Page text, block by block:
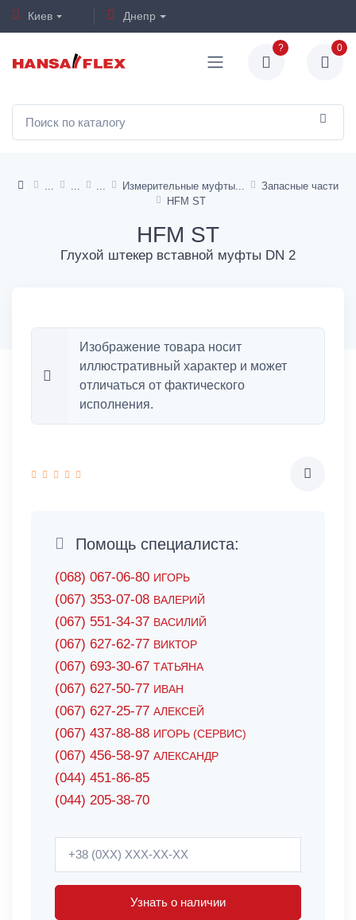
Киев Днепр
? 0
Измерительные муфты
Запасные части
HFM ST
HFM ST
Глухой штекер вставной муфты DN 2
Изображение товара носит
иллюстративный характер и может
отличаться от фактического
исполнения.
Помощь специалиста:
(068) 067-06-80 ИГОРЬ
(067) 353-07-08 ВАЛЕРИЙ
(067) 551-34-37 ВАСИЛИЙ
(067) 627-62-77 ВИКТОР
(067) 693-30-67 ТАТЬЯНА
(067) 627-50-77 ИВАН
(067) 627-25-77 АЛЕКСЕЙ
(067) 437-88-88 ИГОРЬ (СЕРВИС)
(067) 456-58-97 АЛЕКСАНДР
(044) 451-86-85
(044) 205-38-70
Узнать о наличии